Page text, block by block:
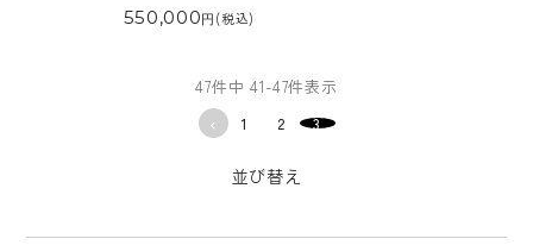
550,000 税込
並び替え
47件中 41-47件表示
1 2 3